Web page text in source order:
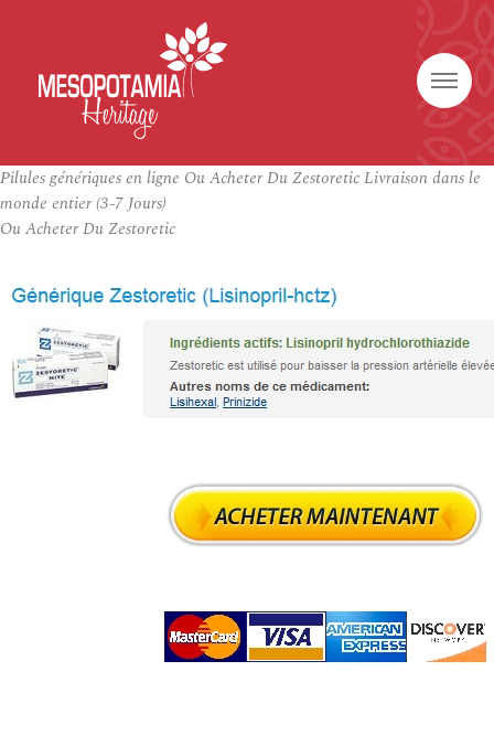
Pilules génériques en ligne Ou Acheter Du Zestoretic Livraison dans le
monde entier (3-7 Jours)
Ou Acheter Du Zestoretic